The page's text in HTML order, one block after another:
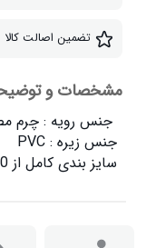
تضمین اصالت کالا
مشخصات و
سایز بندی کامل از 40 , 41 , 42 , 43 , 44